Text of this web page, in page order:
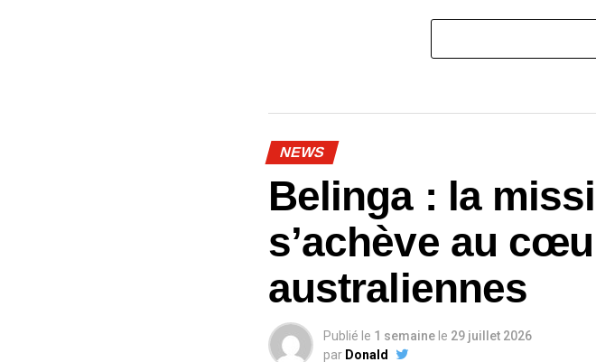
NEWS
Belinga : la
s’achève au
australiennes
Publié le 1 semaine le 29 juillet 2026
par Donald